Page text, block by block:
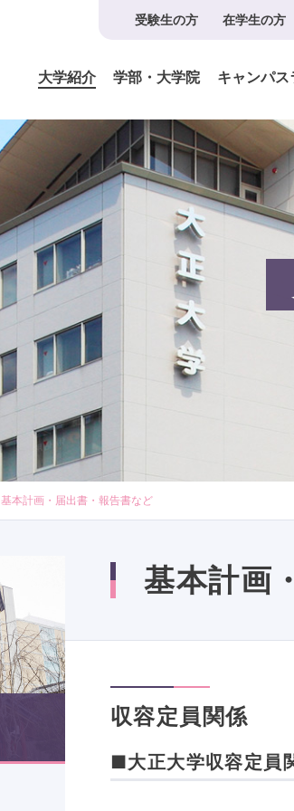
受験生の方 在学生の方
大学紹介 学部・大学院 キャンパス
基本計画・届出書・報告書など
基本計画
収容定員関係
■大正大学収容定員